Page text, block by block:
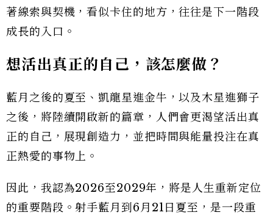
著線索與契機，看似卡住的地方，往往是下一階段
成長的入口。
想活出真正的自己，該怎麼做？
藍月之後的夏至、凱龍星進金牛，以及木星進獅子
之後，將陸續開啟新的篇章，人們會更渴望活出真
正的自己，展現創造力，並把時間與能量投注在真
正熱愛的事物上。
因此，我認為2026至2029年，將是人生重新定位
的重要階段。射手藍月到6月21日夏至，是一段重